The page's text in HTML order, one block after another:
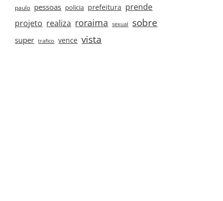
paulo pessoas policia prefeitura prende
projeto realiza roraima sexual sobre
super trafico vence vista